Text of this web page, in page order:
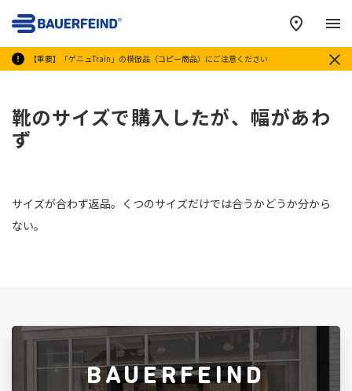
【重要】「ゲニュTrain」の模倣品（コピー商品）にご注意ください
メ
靴のサイズで購入したが、幅があわ
ず
サイズが合わず返品。くつのサイズだけでは合うかどうか分から
ない。
BAUERFEIND